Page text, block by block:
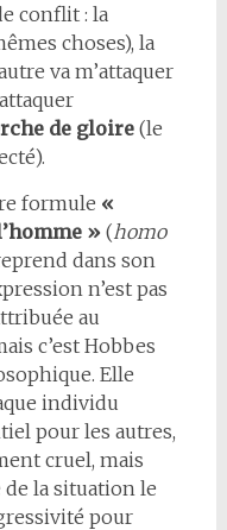
conflit : la
choses), la
va m’attaquer
de gloire(le
formule «
»(homo
dans son
n’est pas
au
c’est Hobbes
Elle
individu
pour les autres,
cruel, mais
de la situation le
pour